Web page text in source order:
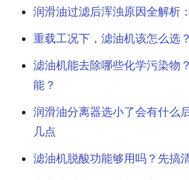
润滑油过滤后浑浊原因全解析
重载工况下，滤油机该怎么选
滤油机能去除哪些化学污染物
能？
润滑油分离器选小了会有什么
几点
滤油机脱酸功能够用吗？先搞